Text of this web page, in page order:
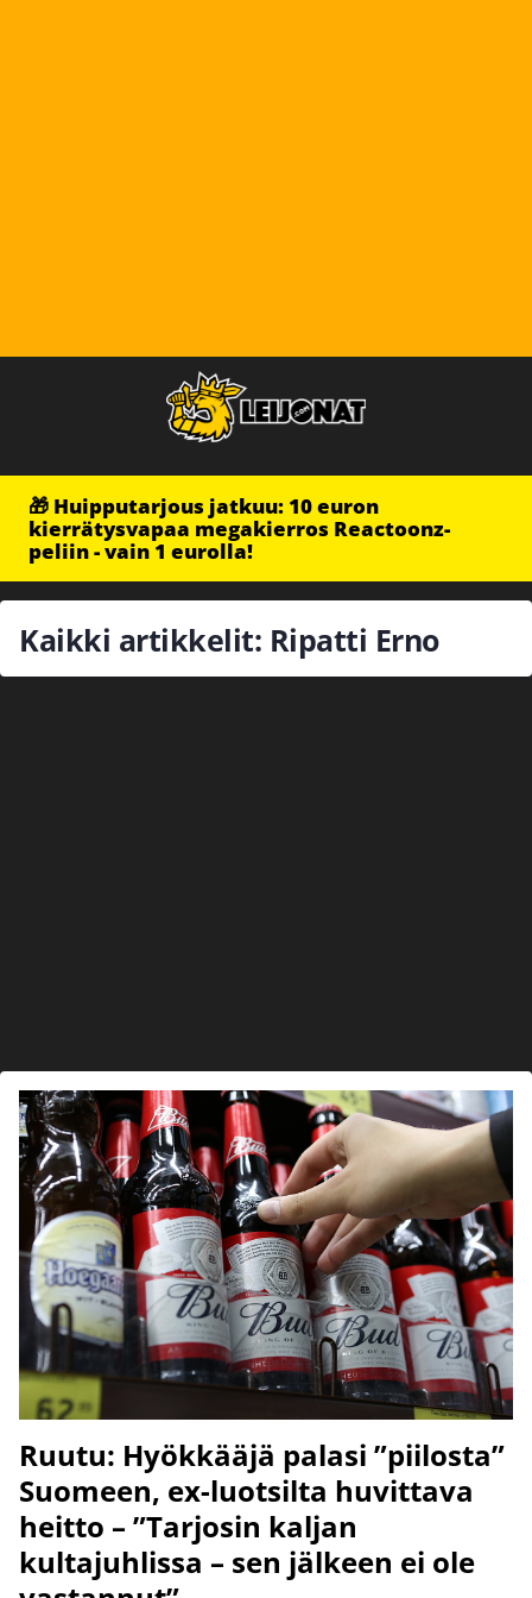
🎁 Huipputarjous jatkuu: 10 euron
kierrätysvapaa megakierros Reactoonz-
peliin - vain 1 eurolla!
Kaikki artikkelit: Ripatti Erno
Ruutu: Hyökkääjä palasi ”piilosta”
Suomeen, ex-luotsilta huvittava
heitto – ”Tarjosin kaljan
kultajuhlissa – sen jälkeen ei ole